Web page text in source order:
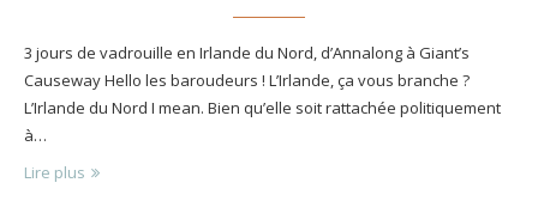
3 jours de vadrouille en Irlande du Nord, d’Annalong à Giant’s
Causeway Hello les baroudeurs ! L’Irlande, ça vous branche ?
L’Irlande du Nord I mean. Bien qu’elle soit rattachée politiquement
à…
Lire plus